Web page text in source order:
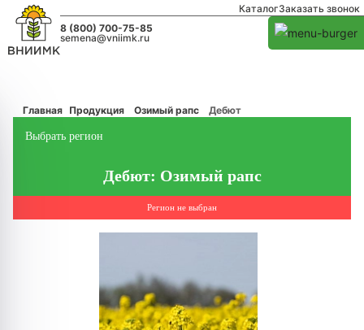
КаталогЗаказать звонок
8 (800) 700-75-85
semena@vniimk.ru
Главная Продукция Озимый рапс Дебют
Выбрать регион
Дебют: Озимый рапс
Регион не выбран